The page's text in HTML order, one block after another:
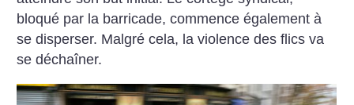
bloqué par la barricade, commence également à
se disperser. Malgré cela, la violence des flics va
se déchaîner.